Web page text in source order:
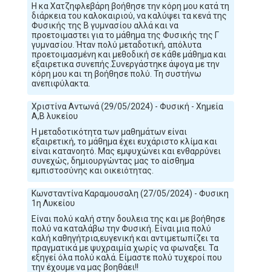
Η κα Χατζηφλεβάρη βοήθησε την κόρη μου κατά τη
διάρκεια του καλοκαιριού, να καλύψει τα κενά της
Φυσικής της Β γυμνασίου αλλά και να
προετοιμαστει για το μάθημα της Φυσικής της Γ
γυμνασίου. Ήταν πολύ μεταδοτική, απόλυτα
προετοιμασμένη και μεθοδική σε κάθε μάθημα και
εξαιρετικα συνεπής.Συνεργάστηκε άψογα με την
κόρη μου και τη βοήθησε πολύ. Τη συστήνω
ανεπιφύλακτα.
Χριστίνα Αντωνά (29/05/2024) - Φυσική - Χημεία
Α,Β λυκείου
Η μεταδοτικότητα των μαθημάτων είναι
εξαιρετική, το μάθημα έχει ευχάριστο κλίμα και
είναι κατανοητό. Μας εμψυχώνει και ενθαρρύνει
συνεχώς, δημιουργώντας μας το αίσθημα
εμπιστοσύνης και οικειότητας.
Κωνσταντίνα Καραμουσαλη (27/05/2024) - Φυσικη
1η Λυκείου
Είναι πολύ καλή στην δουλεια της και με βοήθησε
πολύ να καταλάβω την Φυσική. Είναι μια πολύ
καλή καθηγήτρια,ευγενική και αντιμετωπίζει τα
πραγματικά με ψυχραιμία χωρίς να φωναξει. Τα
εξηγεί όλα πολύ καλά. Είμαστε πολύ τυχεροί που
την έχουμε να μας βοηθάει!!